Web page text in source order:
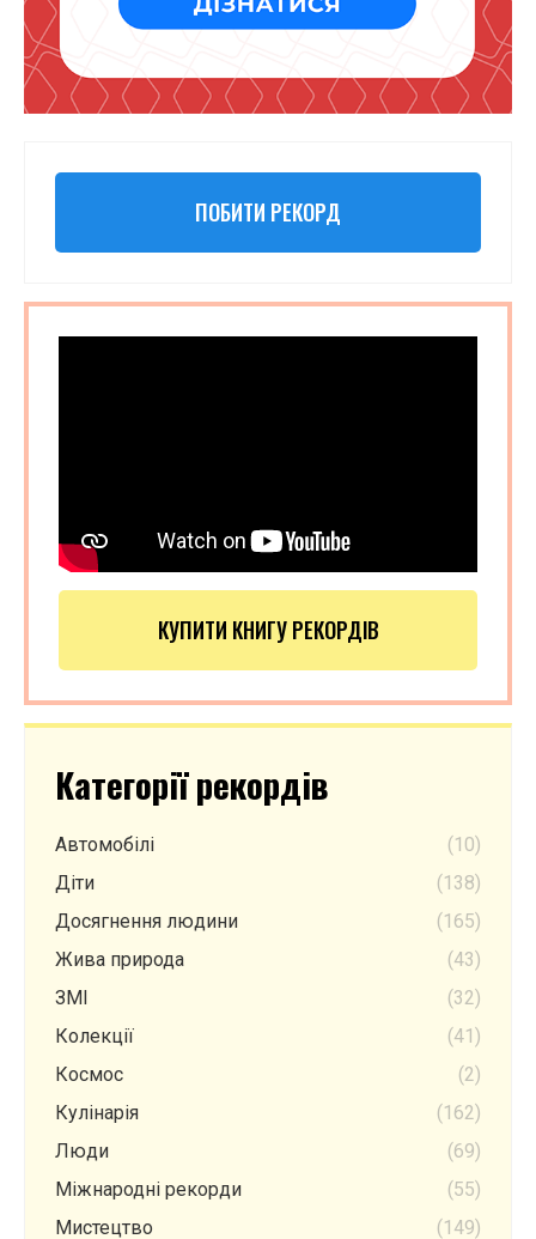
ПОБИТИ РЕКОРД
КУПИТИ КНИГУ РЕКОРДІВ
Категорії рекордів
Автомобілі
(10)
Діти
(138)
Досягнення людини
(165)
Жива природа
(43)
ЗМІ
(32)
Колекції
(41)
Космос
(2)
Кулінарія
(162)
Люди
(69)
Міжнародні рекорди
(55)
Мистецтво
(149)